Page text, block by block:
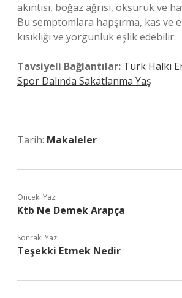
akıntısı, boğaz ağrısı, öksürük ve
Bu semptomlara hapşırma, kas ve
kısıklığı ve yorgunluk eşlik edebilir.
Tavsiyeli Bağlantılar: Türk Halkı
Spor Dalında Sakatlanma Yaş
Tarih: Makaleler
Önceki Yazı
Ktb Ne Demek Arapça
Sonraki Yazı
Teşekki Etmek Nedir